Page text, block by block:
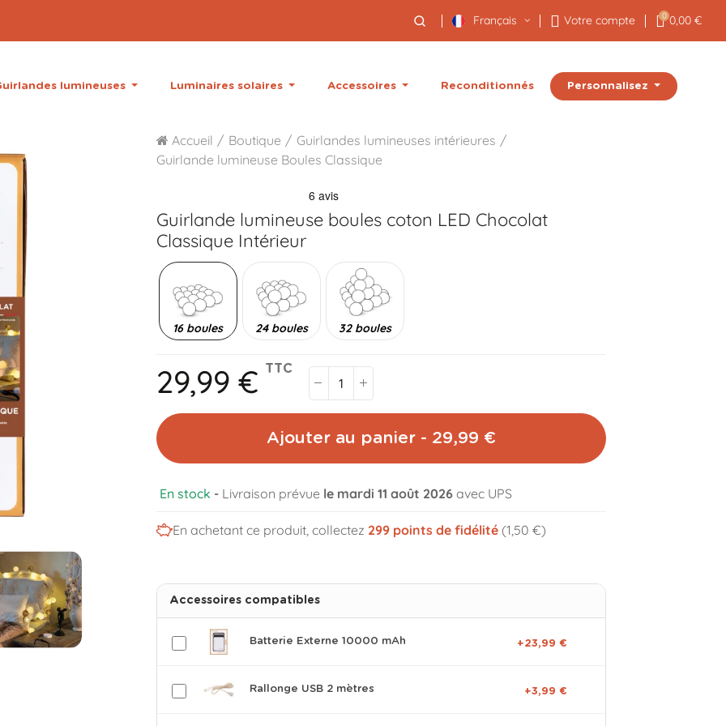
Français Votre compte 0 0,00 €
lumineuses Luminaires solaires Accessoires Reconditionnés Personnalisez
Accueil Boutique
Guirlandes lumineuses intérieures
Guirlande lumineuse Boules Classique
Guirlande lumineuse boules coton LED Chocolat
Classique Intérieur
16 boules 24 boules 32 boules
29,99 € TTC
Ajouter au panier - 29,99 €
En stock - Livraison prévue le mardi 11 août 2026 avec UPS
En achetant ce produit, collectez 299points de fidélité (1,50 €)
Accessoires compatibles
Batterie Externe 10000 mAh +23,99 €
Rallonge USB 2 mètres +3,99 €